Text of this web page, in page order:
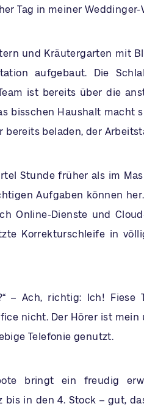
Tag in meiner Weddinger-
und Kräutergarten mit
aufgebaut. Die
ist bereits über die
bisschen Haushalt macht
bereits beladen, der
Stunde früher als im
Aufgaben können
Online-Dienste und
Korrekturschleife in
– Ach, richtig: Ich! Fiese
nicht. Der Hörer ist mein
Telefonie genutzt.
bringt ein freudig
in den 4. Stock – gut,